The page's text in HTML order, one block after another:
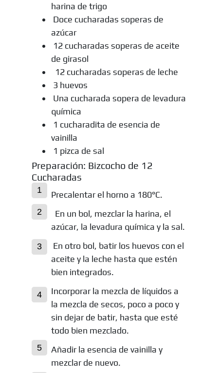
harina de trigo
Doce cucharadas soperas de
azúcar
12 cucharadas soperas de aceite
de girasol
12 cucharadas soperas de leche
3 huevos
Una cucharada sopera de levadura
química
1 cucharadita de esencia de
vainilla
1 pizca de sal
Preparación: Bizcocho de 12
Cucharadas
Precalentar el horno a 180°C.
En un bol, mezclar la harina, el
azúcar, la levadura química y la sal.
En otro bol, batir los huevos con el
aceite y la leche hasta que estén
bien integrados.
Incorporar la mezcla de líquidos a
la mezcla de secos, poco a poco y
sin dejar de batir, hasta que esté
todo bien mezclado.
Añadir la esencia de vainilla y
mezclar de nuevo.